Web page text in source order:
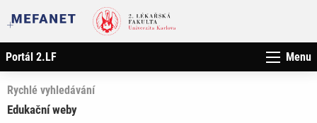
Portál 2.LF Menu
Rychlé vyhledávání
Edukační weby